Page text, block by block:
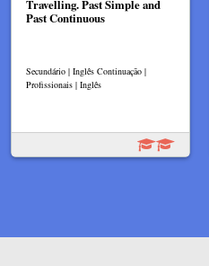
Travelling. Past Simple and
Past Continuous
Secundário | Inglês Continuação |
Profissionais | Inglês